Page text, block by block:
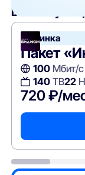
Вам могут
Новинка
Пакет
100Мбит/с
140ТВ22
720 ₽/